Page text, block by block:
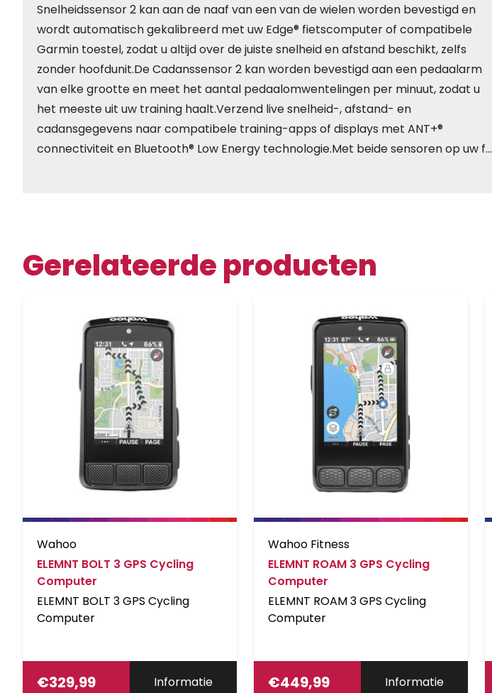
Snelheidssensor 2 kan aan de naaf van een van de wielen worden bevestigd en
wordt automatisch gekalibreerd met uw Edge® fietscomputer of compatibele
Garmin toestel, zodat u altijd over de juiste snelheid en afstand beschikt, zelfs
zonder hoofdunit.De Cadanssensor 2 kan worden bevestigd aan een pedaalarm
van elke grootte en meet het aantal pedaalomwentelingen per minuut, zodat u
het meeste uit uw training haalt.Verzend live snelheid-, afstand- en
cadansgegevens naar compatibele training-apps of displays met ANT+®
connectiviteit en Bluetooth® Low Energy technologie.Met beide sensoren op uw f…
Gerelateerde producten
Wahoo
ELEMNT BOLT 3 GPS Cycling
Computer
ELEMNT BOLT 3 GPS Cycling
Computer
€329,99 Informatie
Wahoo Fitness
ELEMNT ROAM 3 GPS Cycling
Computer
ELEMNT ROAM 3 GPS Cycling
Computer
€449,99 Informatie